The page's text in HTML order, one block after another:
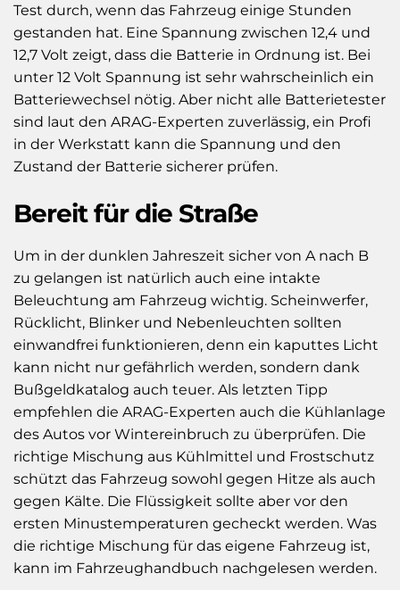
Test durch, wenn das Fahrzeug einige Stunden
gestanden hat. Eine Spannung zwischen 12,4 und
12,7 Volt zeigt, dass die Batterie in Ordnung ist. Bei
unter 12 Volt Spannung ist sehr wahrscheinlich ein
Batteriewechsel nötig. Aber nicht alle Batterietester
sind laut den ARAG-Experten zuverlässig, ein Profi
in der Werkstatt kann die Spannung und den
Zustand der Batterie sicherer prüfen.
Bereit für die Straße
Um in der dunklen Jahreszeit sicher von A nach B
zu gelangen ist natürlich auch eine intakte
Beleuchtung am Fahrzeug wichtig. Scheinwerfer,
Rücklicht, Blinker und Nebenleuchten sollten
einwandfrei funktionieren, denn ein kaputtes Licht
kann nicht nur gefährlich werden, sondern dank
Bußgeldkatalog auch teuer. Als letzten Tipp
empfehlen die ARAG-Experten auch die Kühlanlage
des Autos vor Wintereinbruch zu überprüfen. Die
richtige Mischung aus Kühlmittel und Frostschutz
schützt das Fahrzeug sowohl gegen Hitze als auch
gegen Kälte. Die Flüssigkeit sollte aber vor den
ersten Minustemperaturen gecheckt werden. Was
die richtige Mischung für das eigene Fahrzeug ist,
kann im Fahrzeughandbuch nachgelesen werden.